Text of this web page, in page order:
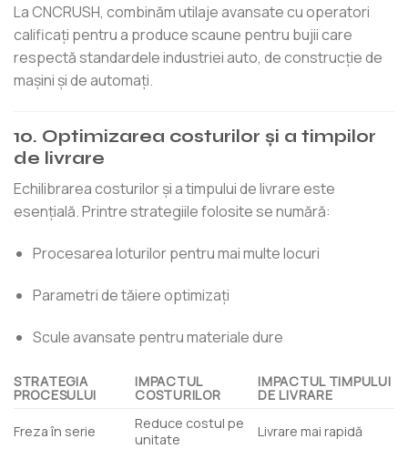
La CNCRUSH, combinăm utilaje avansate cu operatori
calificați pentru a produce scaune pentru bujii care
respectă standardele industriei auto, de construcție de
mașini și de automați.
10. Optimizarea costurilor și a timpilor
de livrare
Echilibrarea costurilor și a timpului de livrare este
esențială. Printre strategiile folosite se numără:
Procesarea loturilor pentru mai multe locuri
Parametri de tăiere optimizați
Scule avansate pentru materiale dure
STRATEGIA
PROCESULUI
IMPACTUL
COSTURILOR
IMPACTUL TIMPULUI
DE LIVRARE
Freza în serie
Reduce costul pe
unitate
Livrare mai rapidă